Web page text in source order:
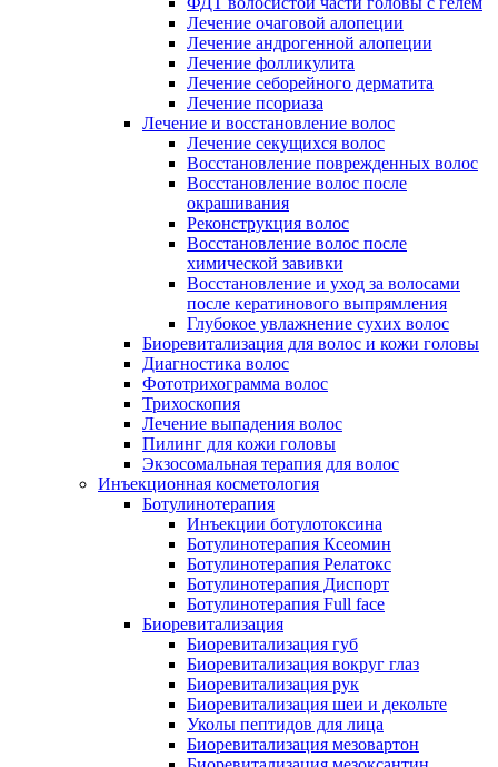
Лечение очаговой алопеции
Лечение андрогенной алопеции
Лечение фолликулита
Лечение себорейного дерматита
Лечение псориаза
Лечение и восстановление волос
Лечение секущихся волос
Восстановление поврежденных волос
Восстановление волос после
окрашивания
Реконструкция волос
Восстановление волос после
химической завивки
Восстановление и уход за волосами
после кератинового выпрямления
Глубокое увлажнение сухих волос
Биоревитализация для волос и кожи головы
Диагностика волос
Фототрихограмма волос
Трихоскопия
Лечение выпадения волос
Пилинг для кожи головы
Экзосомальная терапия для волос
Инъекционная косметология
Ботулинотерапия
Инъекции ботулотоксина
Ботулинотерапия Ксеомин
Ботулинотерапия Релатокс
Ботулинотерапия Диспорт
Ботулинотерапия Full face
Биоревитализация
Биоревитализация губ
Биоревитализация вокруг глаз
Биоревитализация рук
Биоревитализация шеи и декольте
Уколы пептидов для лица
Биоревитализация мезовартон